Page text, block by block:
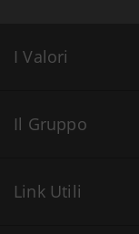
I Valori
Il Gruppo
Link Utili